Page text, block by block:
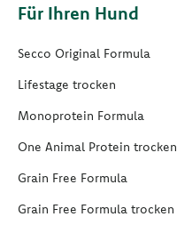
Für Ihren Hund
Secco Original Formula
Lifestage trocken
Monoprotein Formula
One Animal Protein trocken
Grain Free Formula
Grain Free Formula trocken